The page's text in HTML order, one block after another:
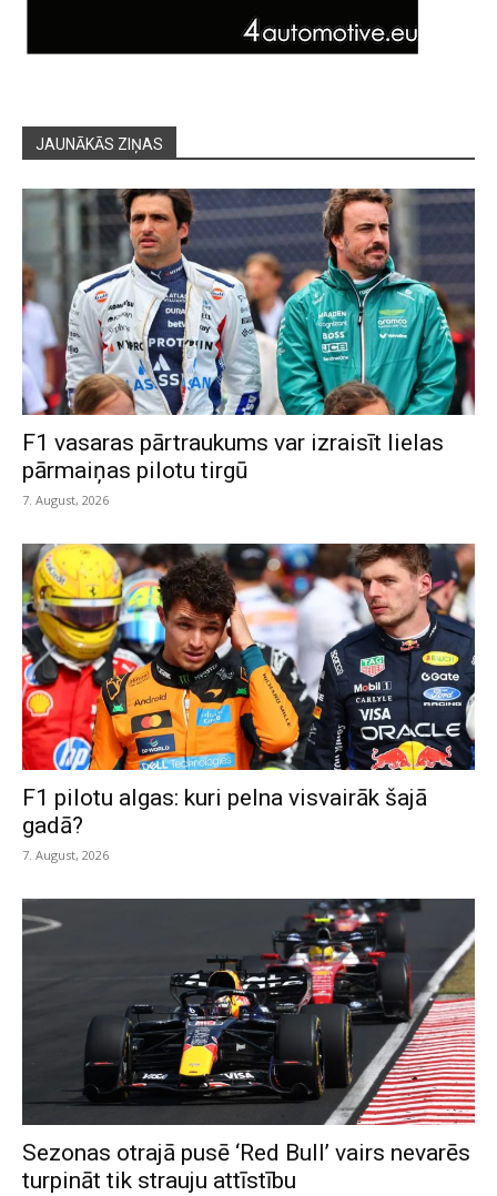
JAUNĀKĀS ZIŅAS
F1 vasaras pārtraukums var izraisīt lielas
pārmaiņas pilotu tirgū
7. August, 2026
F1 pilotu algas: kuri pelna visvairāk šajā
gadā?
7. August, 2026
Sezonas otrajā pusē ‘Red Bull’ vairs nevarēs
turpināt tik strauju attīstību